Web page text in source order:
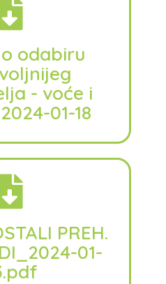
odabiru
- voće i
01-18
PREH.
01-